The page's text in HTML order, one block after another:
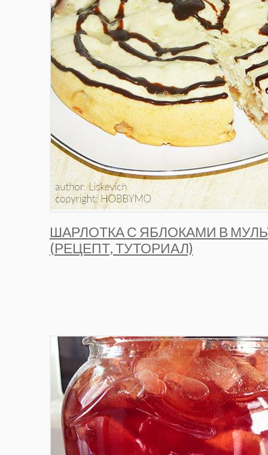
ШАРЛОТКА С ЯБЛОКАМИ В
(РЕЦЕПТ, ТУТОРИАЛ)